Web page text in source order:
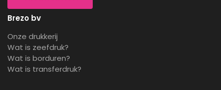
Brezo bv
Onze drukkerij
Wat is zeefdruk?
Wat is borduren?
Wat is transferdruk?